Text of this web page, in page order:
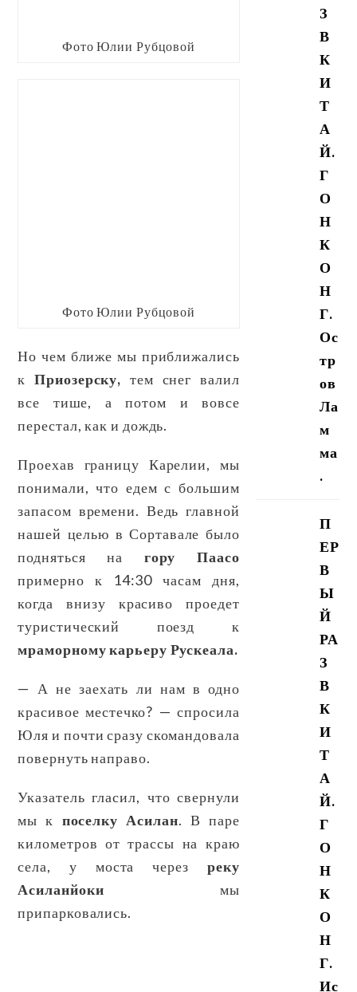
Фото Юлии Рубцовой
Фото Юлии Рубцовой
Но чем ближе мы приближались
кПриозерску, тем снег валил
все тише, а потом и вовсе
перестал, как и дождь.
Проехав границу Карелии, мы
понимали, что едем с большим
запасом времени. Ведь главной
нашей целью в Сортавале было
подняться на гору Паасо
примерно к 14:30 часам дня,
когда внизу красиво проедет
туристический поезд к
мраморному карьеру Рускеала.
— А не заехать ли нам в одно
красивое местечко? — спросила
Юля и почти сразу скомандовала
повернуть направо.
Указатель гласил, что свернули
мы к поселку Асилан. В паре
километров от трассы на краю
села, у моста через реку
Асиланйоки мы
припарковались.
З
В
К
И
Т
А
Й.
Г
О
Н
К
О
Н
Г.
Ос
тр
ов
Ла
м
ма
.
П
ЕР
В
Ы
Й
РА
З
В
К
И
Т
А
Й.
Г
О
Н
К
О
Н
Г.
Ис